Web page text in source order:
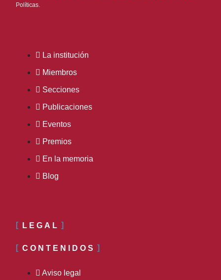
Políticas.
La institución
Miembros
Secciones
Publicaciones
Eventos
Premios
En la memoria
Blog
LEGAL
CONTENIDOS
Aviso legal